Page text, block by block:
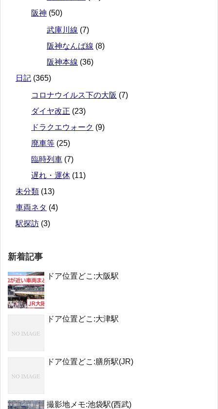
阪神 (50)
武庫川線 (7)
阪神なんば線 (8)
阪神本線 (36)
日記 (365)
コロナウイルス下の大阪 (7)
ダイヤ改正 (23)
ドラクエウォーク (9)
廃車等 (25)
臨時列車 (7)
遅れ・運休 (11)
未分類 (13)
車両ネタ (4)
駅探訪 (3)
新着記事
ドア位置どこ:大阪駅
ドア位置どこ:大津駅
ドア位置どこ:膳所駅(JR)
撮影地メモ:池袋駅(西武)